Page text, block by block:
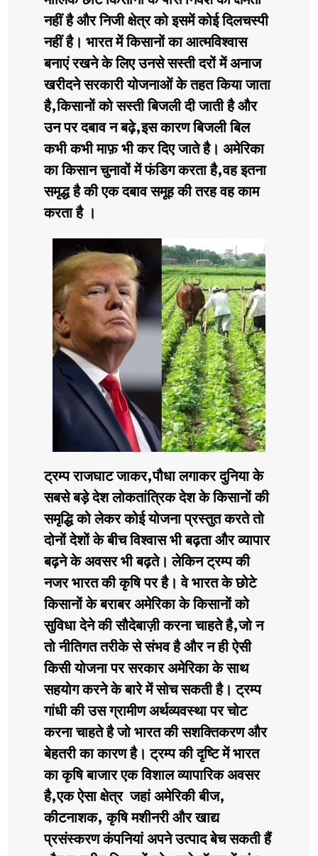
नहीं है और निजी क्षेत्र को इसमें कोई दिलचस्पी
नहीं है। भारत में किसानों का आत्मविश्वास
बनाएं रखने के लिए उनसे सस्ती दरों में अनाज
खरीदने सरकारी योजनाओं के तहत किया जाता
है,किसानों को सस्ती बिजली दी जाती है और
उन पर दबाव न बढ़े,इस कारण बिजली बिल
कभी कभी माफ़ भी कर दिए जाते है। अमेरिका
का किसान चुनावों में फंडिग करता है,वह इतना
समृद्ध है की एक दबाव समूह की तरह वह काम
करता है ।
ट्रम्प राजघाट जाकर,पौधा लगाकर दुनिया के
सबसे बड़े देश लोकतांत्रिक देश के किसानों की
समृद्धि को लेकर कोई योजना प्रस्तुत करते तो
दोनों देशों के बीच विश्वास भी बढ़ता और व्यापार
बढ़ने के अवसर भी बढ़ते। लेकिन ट्रम्प की
नजर भारत की कृषि पर है। वे भारत के छोटे
किसानों के बराबर अमेरिका के किसानों को
सुविधा देने की सौदेबाज़ी करना चाहते है,जो न
तो नीतिगत तरीके से संभव है और न ही ऐसी
किसी योजना पर सरकार अमेरिका के साथ
सहयोग करने के बारे में सोच सकती है। ट्रम्प
गांधी की उस ग्रामीण अर्थव्यवस्था पर चोट
करना चाहते है जो भारत की सशक्तिकरण और
बेहतरी का कारण है। ट्रम्प की दृष्टि में भारत
का कृषि बाजार एक विशाल व्यापारिक अवसर
है,एक ऐसा क्षेत्र जहां अमेरिकी बीज,
कीटनाशक, कृषि मशीनरी और खाद्य
प्रसंस्करण कंपनियां अपने उत्पाद बेच सकती हैं